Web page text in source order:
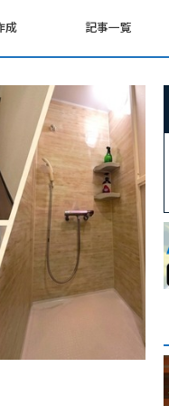
成 記事一覧